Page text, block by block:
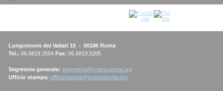
Lungotevere dei Vallati 10 - 00186 Roma
Tel.: 06.6819.2554 Fax: 06.6819.5205
Segreteria generale: segreteria@scienzaevita.org
Ufficio stampa: ufficiostampa@scienzaevita.org